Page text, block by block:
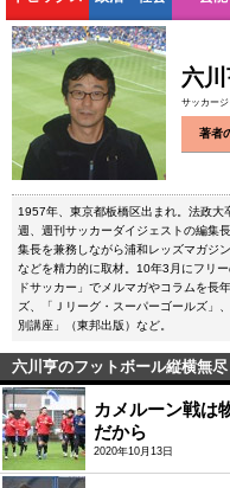
ボートレース 競輪
六
サッカージ
著者
1957年、東京都板橋区出まれ。法政
週、週刊サッカーダイジェストの編集
集長を兼務しながら浦和レッズマガジ
などを精力的に取材。10年3月にフリ
ドサッカー」でメルマガやコラムを長
ズ、「Ｊリーグ・スーパーゴールズ」
別講座」（東邦出版）など。
六川亨のフットボール縦横無尽
カメルーン戦は
だから
2020年10月13日